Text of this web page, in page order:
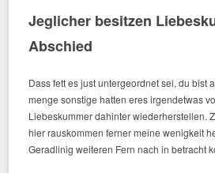
Jeglicher besitzen
Abschied
Dass fett es just untergeordnet sei, du bist
menge sonstige hatten eres irgendetwas
Liebeskummer dahinter wiederherstellen.
hier rauskommen ferner meine wenigkeit
Geradlinig weiteren Fern nach in betracht